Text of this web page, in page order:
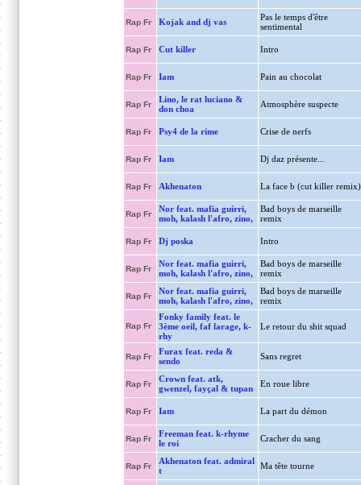
Rap Fr Kojak and dj vas
Pas le temps d'être
sentimental
Rap Fr Cut killer Intro
Rap Fr Iam Pain au chocolat
Rap Fr
Lino, le rat luciano &
don choa
Atmosphère suspecte
Rap Fr Psy4 de la rime Crise de nerfs
Rap Fr Iam Dj daz présente...
Rap Fr Akhenaton La face b (cut killer remix)
Rap Fr
Nor feat. mafia guirri,
moh, kalash l'afro, zino,
Bad boys de marseille
remix
Rap Fr Dj poska Intro
Rap Fr
Nor feat. mafia guirri,
moh, kalash l'afro, zino,
Bad boys de marseille
remix
Rap Fr
Nor feat. mafia guirri,
moh, kalash l'afro, zino,
Bad boys de marseille
remix
Rap Fr
Fonky family feat. le
3ème oeil, faf larage, k-
rhy
Le retour du shit squad
Rap Fr
Furax feat. reda &
sendo
Sans regret
Rap Fr
Crown feat. atk,
gwenzel, fayçal & tupan
En roue libre
Rap Fr Iam La part du démon
Rap Fr
Freeman feat. k-rhyme
le roi
Cracher du sang
Rap Fr
Akhenaton feat. admiral
t
Ma tête tourne